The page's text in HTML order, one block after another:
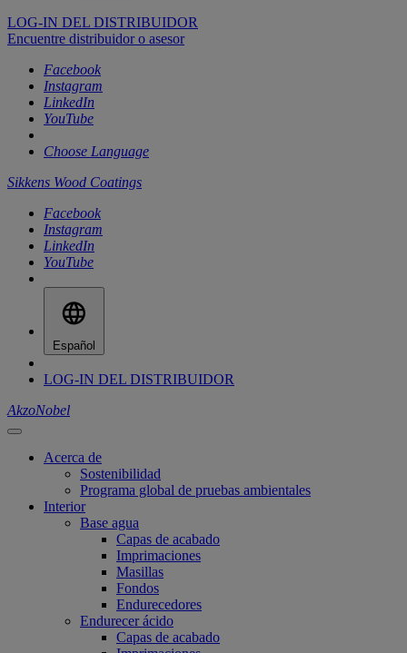
LOG-IN DEL DISTRIBUIDOR
Encuentre distribuidor o asesor
Facebook
Instagram
LinkedIn
YouTube
Choose Language
Sikkens Wood Coatings
Facebook
Instagram
LinkedIn
YouTube
Español
LOG-IN DEL DISTRIBUIDOR
AkzoNobel
Acerca de
Sostenibilidad
Programa global de pruebas ambientales
Interior
Base agua
Capas de acabado
Imprimaciones
Masillas
Fondos
Endurecedores
Endurecer ácido
Capas de acabado